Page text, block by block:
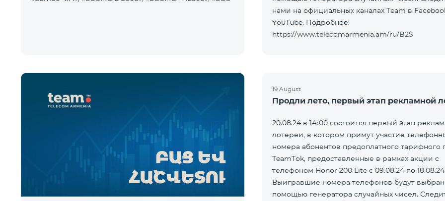
нами на официальных каналах Team в
YouTube. Подробнее:
https://www.telecomarmenia.am/ru/B2S
19 August
Продли лето, первый этап рекламной
20.08.24 в 14։00 состоится первый этап
лотереи, в котором примут участие
номера абонентов предоплатного тарифного
TeamTok, предоставленные в рамках акции с
телефоном Honor 200 Lite с 09.08.24 по
Выигравшие номера телефонов будут
помощью генератора случайных чисел.